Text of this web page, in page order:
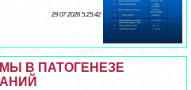
29 07 2026 5:25:42
В ПАТОГЕНЕЗЕ